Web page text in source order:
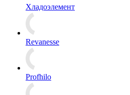
Хладоэлемент
Revanesse
Profhilo